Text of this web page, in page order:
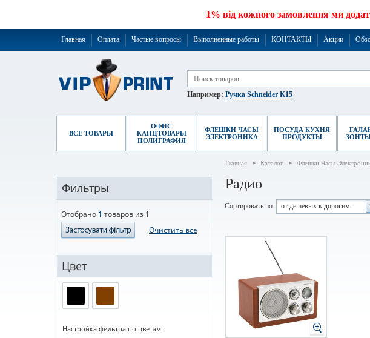
1% від кожного замовлення ми
Главная Оплата Частые вопросы Выполненные работы КОНТАКТЫ Акции
Например: Ручка Schneider K15
ВСЕ ТОВАРЫ
ОФИС
КАНЦТОВАРЫ
ПОЛИГРАФИЯ
ФЛЕШКИ ЧАСЫ
ЭЛЕКТРОНИКА
ПОСУДА КУХНЯ
ПРОДУКТЫ
Главная Каталог Флешки Часы
Фильтры
Отобрано 1 товаров из 1
Очистить все
Цвет
Настройка фильтра по цветам
Радио
Сортировать по: от дешёвых к дорогим